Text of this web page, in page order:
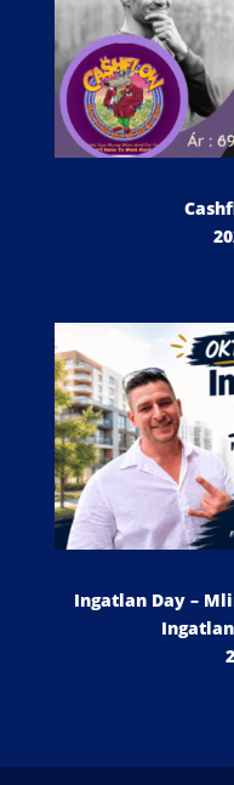
Ingatlan Day –